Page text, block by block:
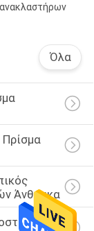
Όλα
Πρίσμα
Άνθρακα